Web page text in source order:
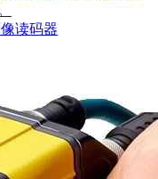
读码器